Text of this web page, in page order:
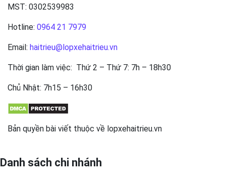
MST: 0302539983
Hotline: 0964 21 7979
Email: haitrieu@lopxehaitrieu.vn
Thời gian làm việc: Thứ 2 – Thứ 7: 7h – 18h30
Chủ Nhật: 7h15 – 16h30
Bản quyền bài viết thuộc về lopxehaitrieu.vn
Danh sách chi nhánh